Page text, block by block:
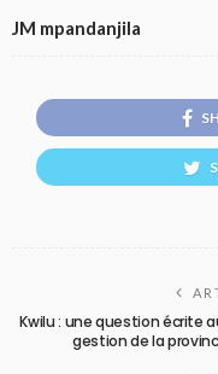
JM mpandanjila
Kwilu : une question écrite
gestion de la